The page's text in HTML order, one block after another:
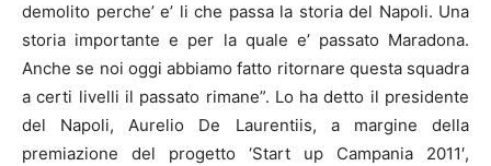
demolito perche’ e’ li che passa la storia del Napoli. Una
storia importante e per la quale e’ passato Maradona.
Anche se noi oggi abbiamo fatto ritornare questa squadra
a certi livelli il passato rimane”. Lo ha detto il presidente
del Napoli, Aurelio De Laurentiis, a margine della
premiazione del progetto ‘Start up Campania 2011′,